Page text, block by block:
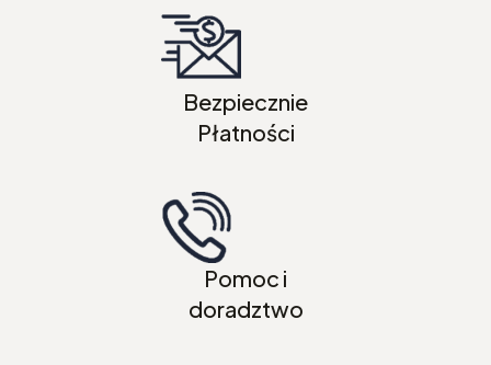
Bezpiecznie
Płatności
Pomoc i
doradztwo